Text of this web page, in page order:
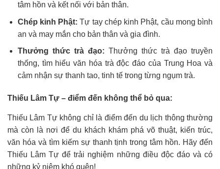
tâm hồn và kết nối với bản thân.
Chép kinh Phật: Tự tay chép kinh Phật, cầu mong bình
an và may mắn cho bản thân và gia đình.
Thưởng thức trà đạo: Thưởng thức trà đạo truyền
thống, tìm hiểu văn hóa trà độc đáo của Trung Hoa và
cảm nhận sự thanh tao, tinh tế trong từng ngụm trà.
Thiếu Lâm Tự – điểm đến không thể bỏ qua:
Thiếu Lâm Tự không chỉ là điểm đến du lịch thông thường
mà còn là nơi để du khách khám phá võ thuật, kiến trúc,
văn hóa và tìm kiếm sự thanh tịnh trong tâm hồn. Hãy đến
Thiếu Lâm Tự để trải nghiệm những điều độc đáo và có
những kỷ niệm khó quên!